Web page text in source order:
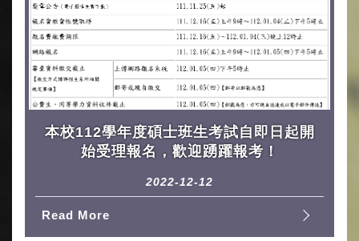
本校112學年度碩士班生考試自即日起開
始受理報名，歡迎踴躍報考！
2022-12-12
Read More